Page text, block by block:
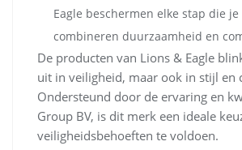
Eagle beschermen elke stap die je
combineren duurzaamheid en
De producten van Lions & Eagle
uit in veiligheid, maar ook in stijl en
Ondersteund door de ervaring en
Group BV, is dit merk een ideale
veiligheidsbehoeften te voldoen.